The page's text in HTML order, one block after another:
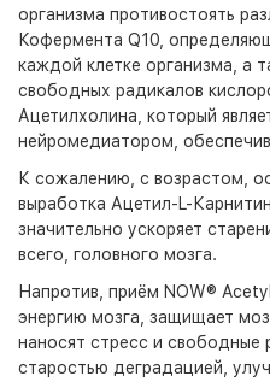
организма противостоять
Кофермента Q10,
каждой клетке организма, а
свободных радикалов
Ацетилхолина, который
нейромедиатором,
К сожалению, с возрастом,
выработка Ацетил-L-
значительно ускоряет
всего, головного мозга.
Напротив, приём NOW®
энергию мозга, защищает
наносят стресс и свободные
старостью деградацией,